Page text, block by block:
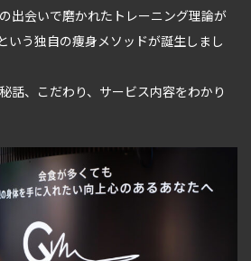
出会いで磨かれたトレーニング理論が
いう独自の痩身メソッドが誕生しまし
話、こだわり、サービス内容をわかり